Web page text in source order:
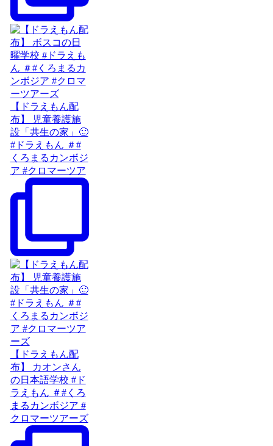
【ドラえもん配
布】 児童養護施
設「共生の家」🙂
#ドラえもん ＃#
くろまるカンボジ
ア #クロマーツア
【ドラえもん配
布】 カオンさん
の日本語学校 #ド
ラえもん ＃#くろ
まるカンボジア #
クロマーツアーズ